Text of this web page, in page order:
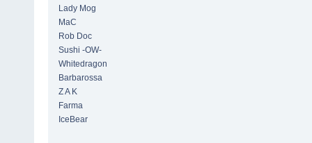
Lady Mog
MaC
Rob Doc
Sushi -OW-
Whitedragon
Barbarossa
Z A K
Farma
IceBear